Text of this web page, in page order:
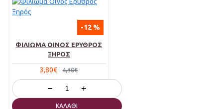
-12 %
ΦΊΛΙΩΜΑ ΟΊΝΟΣ ΕΡΥΘΡΌΣ
ΞΗΡΌΣ
3,80€ 4,30€
− +
ΚΑΛΆΘΙ